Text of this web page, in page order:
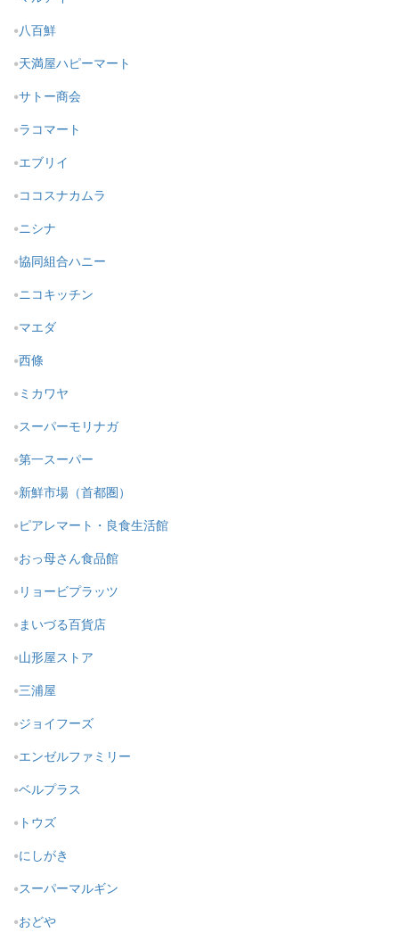
八百鮮
天満屋ハピーマート
サトー商会
ラコマート
エブリイ
ココスナカムラ
ニシナ
協同組合ハニー
ニコキッチン
マエダ
西條
ミカワヤ
スーパーモリナガ
第一スーパー
新鮮市場（首都圏）
ピアレマート・良食生活館
おっ母さん食品館
リョービプラッツ
まいづる百貨店
山形屋ストア
三浦屋
ジョイフーズ
エンゼルファミリー
ベルプラス
トウズ
にしがき
スーパーマルギン
おどや